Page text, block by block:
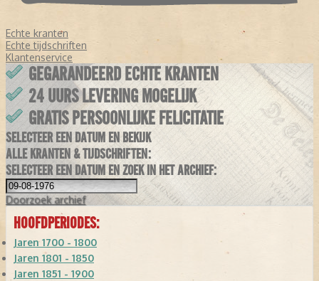
Echte kranten
Echte tijdschriften
Klantenservice
GEGARANDEERD ECHTE KRANTEN
24 UURS LEVERING MOGELIJK
GRATIS PERSOONLIJKE FELICITATIE
SELECTEER EEN DATUM EN BEKIJK
ALLE KRANTEN & TIJDSCHRIFTEN:
SELECTEER EEN DATUM EN ZOEK IN HET ARCHIEF:
Doorzoek archief
HOOFDPERIODES:
Jaren 1700 - 1800
Jaren 1801 - 1850
Jaren 1851 - 1900